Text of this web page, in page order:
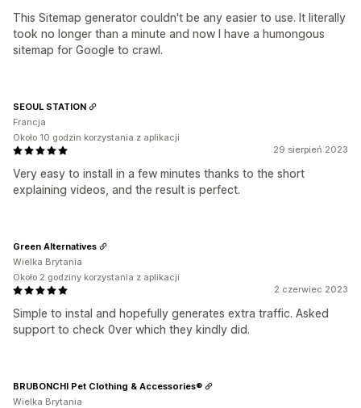
This Sitemap generator couldn't be any easier to use. It literally
took no longer than a minute and now I have a humongous
sitemap for Google to crawl.
29 sierpień 2023
Very easy to install in a few minutes thanks to the short
explaining videos, and the result is perfect.
SEOUL STATION
Francja
Około 10 godzin korzystania z aplikacji
2 czerwiec 2023
Simple to instal and hopefully generates extra traffic. Asked
support to check 0ver which they kindly did.
Green Alternatives
Wielka Brytania
Około 2 godziny korzystania z aplikacji
BRUBONCHI Pet Clothing & Accessories®
Wielka Brytania